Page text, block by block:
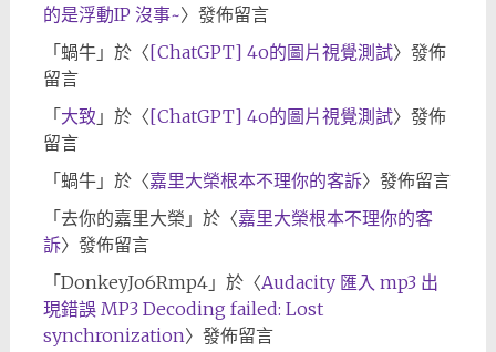
的是浮動IP 沒事~〉發佈留言
「蝸牛」於〈[ChatGPT] 4o的圖片視覺測試〉發佈
留言
「大致 」於〈[ChatGPT] 4o的圖片視覺測試〉發佈
留言
「蝸牛」於〈嘉里大榮根本不理你的客訴〉發佈留言
「去你的嘉里大榮 」於〈嘉里大榮根本不理你的客
訴〉發佈留言
「DonkeyJo6Rmp4」於〈Audacity 匯入 mp3 出
現錯誤 MP3 Decoding failed: Lost
synchronization〉發佈留言